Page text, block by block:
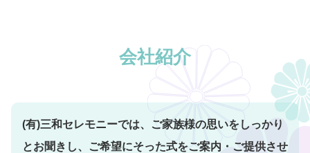
会社紹介
(有)三和セレモニーでは、ご家族様の思いをしっかり
とお聞きし、ご希望にそった式をご案内・ご提供させ